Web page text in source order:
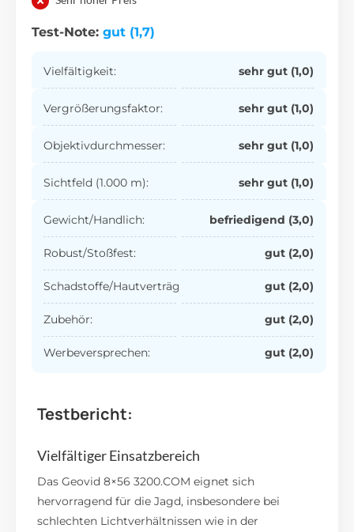
Test-Note: gut (1,7)
Vielfältigkeit: sehr gut (1,0)
Vergrößerungsfaktor: sehr gut (1,0)
Objektivdurchmesser: sehr gut (1,0)
Sichtfeld (1.000 m): sehr gut (1,0)
Gewicht/Handlich: befriedigend (3,0)
Robust/Stoßfest: gut (2,0)
Schadstoffe/Hautverträglichkeit: gut (2,0)
Zubehör: gut (2,0)
Werbeversprechen: gut (2,0)
Testbericht:
Vielfältiger Einsatzbereich
Das Geovid 8×56 3200.COM eignet sich
hervorragend für die Jagd, insbesondere bei
schlechten Lichtverhältnissen wie in der